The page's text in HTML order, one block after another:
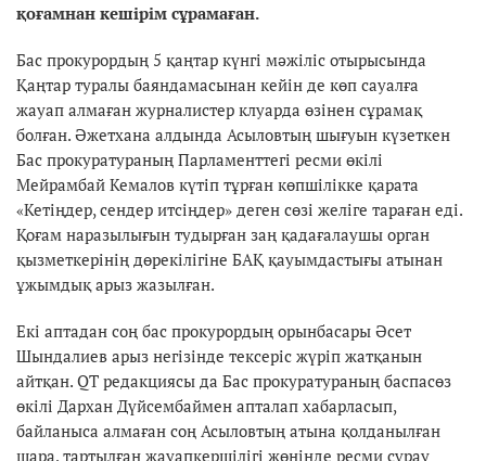
қоғамнан кешірім сұрамаған.
Бас прокурордың 5 қаңтар күнгі мәжіліс отырысында
Қаңтар туралы баяндамасынан кейін де көп сауалға
жауап алмаған журналистер клуарда өзінен сұрамақ
болған. Әжетхана алдында Асыловтың шығуын күзеткен
Бас прокуратураның Парламенттегі ресми өкілі
Мейрамбай Кемалов күтіп тұрған көпшілікке қарата
«Кетіңдер, сендер итсіңдер» деген сөзі желіге тараған еді.
Қоғам наразылығын тудырған заң қадағалаушы орган
қызметкерінің дөрекілігіне БАҚ қауымдастығы атынан
ұжымдық арыз жазылған.
Екі аптадан соң бас прокурордың орынбасары Әсет
Шындалиев арыз негізінде тексеріс жүріп жатқанын
айтқан. QT редакциясы да Бас прокуратураның баспасөз
өкілі Дархан Дүйсембаймен апталап хабарласып,
байланыса алмаған соң Асыловтың атына қолданылған
шара, тартылған жауапкершілігі жөнінде ресми сұрау